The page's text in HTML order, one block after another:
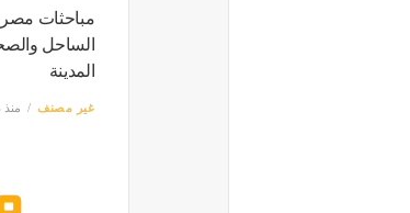
مباحثات
الساحل
المدينة
غير مصنف منذ